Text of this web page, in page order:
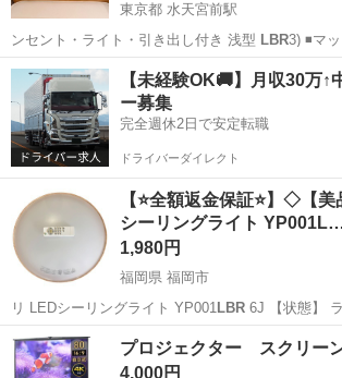
東京都 水天宮前駅
ンセント・ライト・引き出し付き 浅型 LBR3) ◾️マットレス→ニトリ シ
ング…
東京 江東区 水天宮前駅 ベッド
【未経験OK🚚】月収30万↑
ー募集
完全週休2日で安定転職
ドライバーダイレクト
【⭐️全額返金保証⭐️】◇【
シーリングライト
1,980円
福岡県 福岡市
リ LEDシーリングライト YP001 LBR
福岡 福岡市 照明器具
プロジェクター スクリー
4,000円